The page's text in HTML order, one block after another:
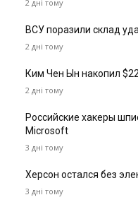
2 дні тому
ВСУ поразили склад
2 дні тому
Ким Чен Ын накопил
2 дні тому
Российские хакеры
Microsoft
3 дні тому
Херсон остался без
3 дні тому